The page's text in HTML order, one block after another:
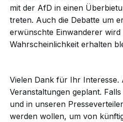
mit der AfD in einen
treten. Auch die Debatte um
erwünschte Einwanderer
Wahrscheinlichkeit erhalten
Vielen Dank für Ihr Interesse.
Veranstaltungen geplant.
und in unseren
werden wollen, um von